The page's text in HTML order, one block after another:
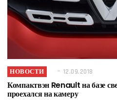
НОВОСТИ 12.09.2018
Компактвэн Renault на базе
проехался на камеру